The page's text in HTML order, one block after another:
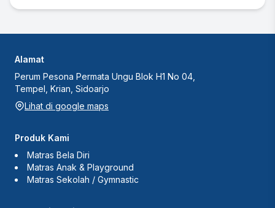
Alamat
Perum Pesona Permata Ungu Blok H1 No 04,
Tempel, Krian, Sidoarjo
Lihat di google maps
Produk Kami
Matras Bela Diri
Matras Anak & Playground
Matras Sekolah / Gymnastic